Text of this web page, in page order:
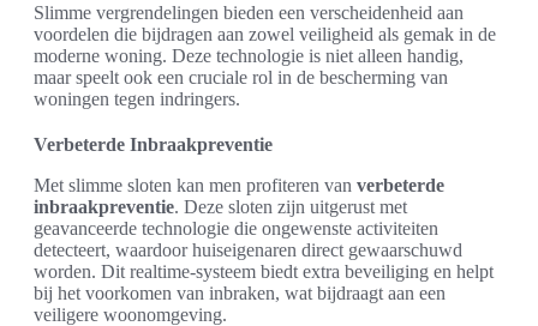
Slimme vergrendelingen bieden een verscheidenheid aan
voordelen die bijdragen aan zowel veiligheid als gemak in de
moderne woning. Deze technologie is niet alleen handig,
maar speelt ook een cruciale rol in de bescherming van
woningen tegen indringers.
Verbeterde Inbraakpreventie
Met slimme sloten kan men profiteren van verbeterde
inbraakpreventie. Deze sloten zijn uitgerust met
geavanceerde technologie die ongewenste activiteiten
detecteert, waardoor huiseigenaren direct gewaarschuwd
worden. Dit realtime-systeem biedt extra beveiliging en helpt
bij het voorkomen van inbraken, wat bijdraagt aan een
veiligere woonomgeving.